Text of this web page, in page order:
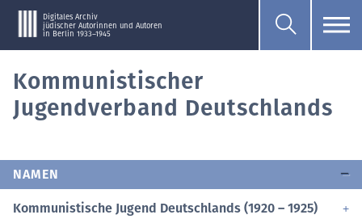
Digitales Archiv
jüdischer Autorinnen und Autoren
in Berlin 1933–1945
Kommunistischer
Jugendverband Deutschlands
NAMEN
Kommunistische Jugend Deutschlands (1920 – 1925)